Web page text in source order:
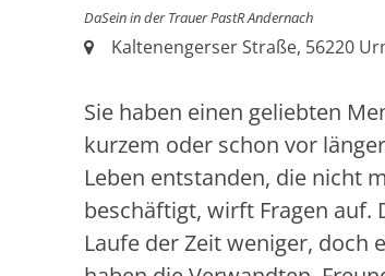
DaSein in der Trauer PastR Andernach
Ort:Kaltenengerser Straße, 56220
Sie haben einen geliebten
kurzem oder schon vor
Leben entstanden, die nicht
beschäftigt, wirft Fragen auf.
Laufe der Zeit weniger, doch